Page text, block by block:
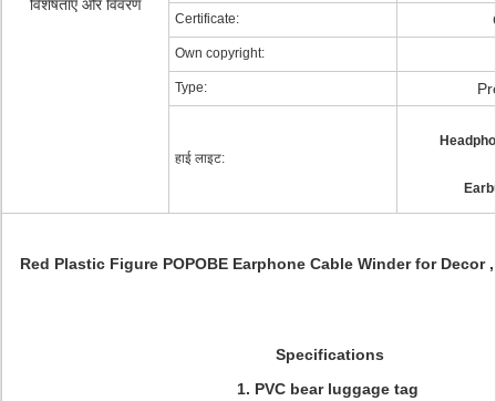
विशेषताएं और विवरण
Certificate:
Own copyright:
Type:
हाई लाइट:
Red Plastic Figure POPOBE Earphone Cable Winder for Decor
Specifications
1. PVC bear luggage tag